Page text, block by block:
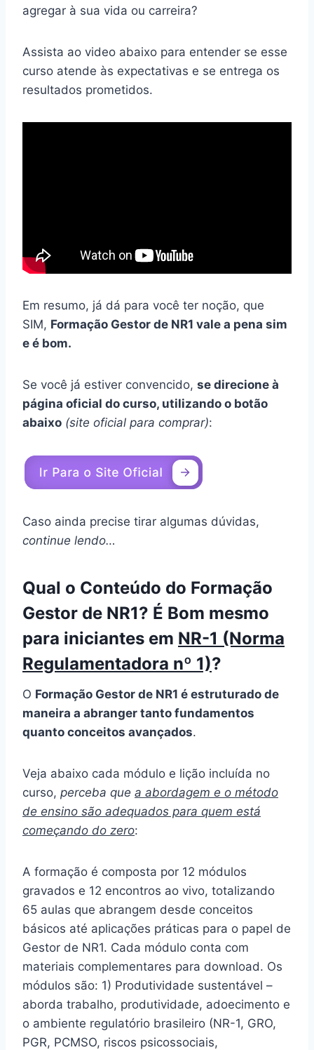
agregar à sua vida ou carreira?
Assista ao video abaixo para entender se esse
curso atende às expectativas e se entrega os
resultados prometidos.
Em resumo, já dá para você ter noção, que
SIM, Formação Gestor de NR1 vale a pena sim
e é bom.
Se você já estiver convencido, se direcione à
página oficial do curso, utilizando o botão
abaixo (site oficial para comprar):
Caso ainda precise tirar algumas dúvidas,
continue lendo…
Qual o Conteúdo do Formação
Gestor de NR1? É Bom mesmo
para iniciantes em NR-1 (Norma
Regulamentadora nº 1)?
O Formação Gestor de NR1 é estruturado de
maneira a abranger tanto fundamentos
quanto conceitos avançados.
Veja abaixo cada módulo e lição incluída no
curso, perceba que a abordagem e o método
de ensino são adequados para quem está
começando do zero:
A formação é composta por 12 módulos
gravados e 12 encontros ao vivo, totalizando
65 aulas que abrangem desde conceitos
básicos até aplicações práticas para o papel de
Gestor de NR1. Cada módulo conta com
materiais complementares para download. Os
módulos são: 1) Produtividade sustentável –
aborda trabalho, produtividade, adoecimento e
o ambiente regulatório brasileiro (NR-1, GRO,
PGR, PCMSO, riscos psicossociais,